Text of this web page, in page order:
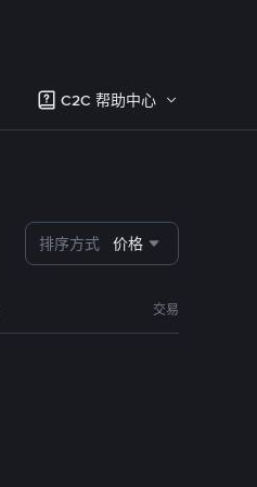
C2C 帮助中心
排序方式 价格
交易